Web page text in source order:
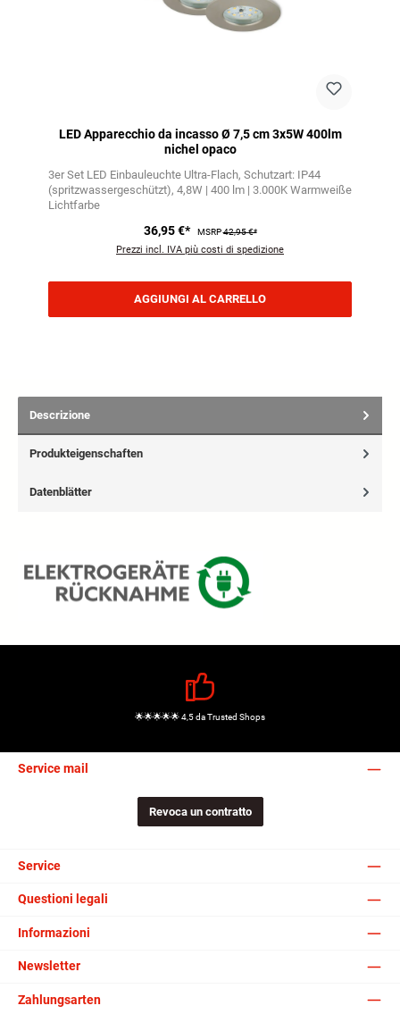
LED Apparecchio da incasso Ø 7,5 cm 3x5W 400lm
nichel opaco
3er Set LED Einbauleuchte Ultra-Flach Schutzart: IP44
(spritzwassergeschützt) 4,8W | 400 lm | 3.000K Warmweiße
Lichtfarbe
36,95 €* MSRP42,95 €*
Prezzi incl. IVA più costi di spedizione
AGGIUNGI AL CARRELLO
Descrizione
Produkteigenschaften
Datenblätter
🌟🌟🌟🌟🌟 4,5 da Trusted Shops
Service mail
Revoca un contratto
Service
Questioni legali
Informazioni
Newsletter
Zahlungsarten